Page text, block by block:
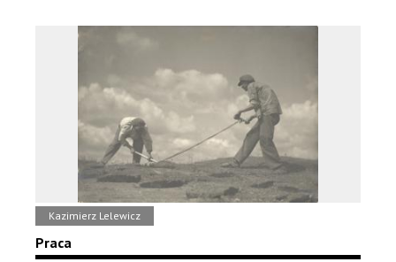
Kazimierz Lelewicz
Praca